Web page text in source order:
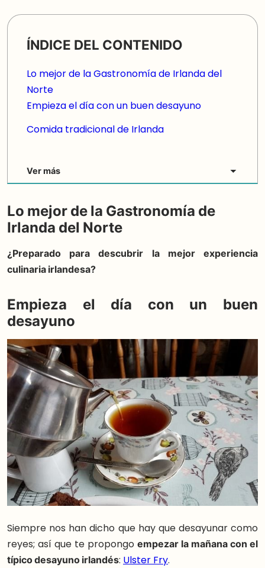
ÍNDICE DEL CONTENIDO
Lo mejor de la Gastronomía de Irlanda del
Norte
Empieza el día con un buen desayuno
Comida tradicional de Irlanda
Ver más
Lo mejor de la Gastronomía de
Irlanda del Norte
¿Preparado para descubrir la mejor experiencia
culinaria irlandesa?
Empieza el día con un buen
desayuno
Siempre nos han dicho que hay que desayunar como
reyes; así que te propongo empezar la mañana con el
típico desayuno irlandés: Ulster Fry.